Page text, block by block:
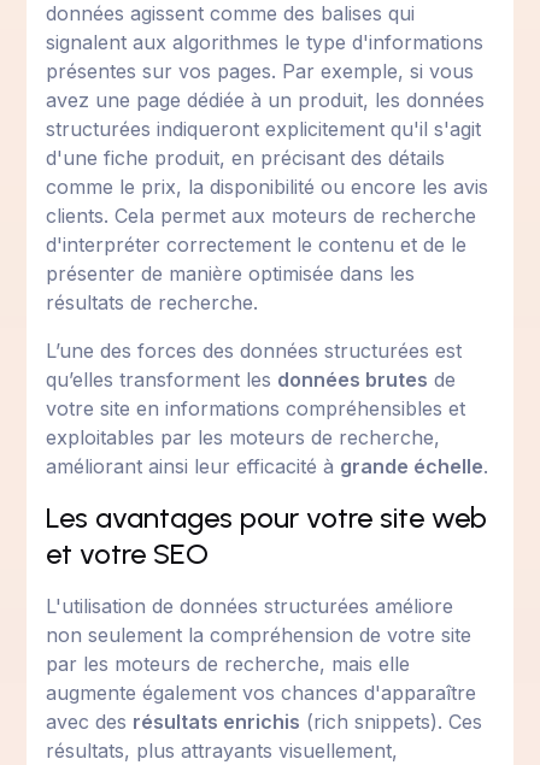
données agissent comme des balises qui
signalent aux algorithmes le type d'informations
présentes sur vos pages. Par exemple, si vous
avez une page dédiée à un produit, les données
structurées indiqueront explicitement qu'il s'agit
d'une fiche produit, en précisant des détails
comme le prix, la disponibilité ou encore les avis
clients. Cela permet aux moteurs de recherche
d'interpréter correctement le contenu et de le
présenter de manière optimisée dans les
résultats de recherche.
L’une des forces des données structurées est
qu’elles transforment les données brutes de
votre site en informations compréhensibles et
exploitables par les moteurs de recherche,
améliorant ainsi leur efficacité à grande échelle.
Les avantages pour votre site web
et votre SEO
L'utilisation de données structurées améliore
non seulement la compréhension de votre site
par les moteurs de recherche, mais elle
augmente également vos chances d'apparaître
avec des résultats enrichis (rich snippets). Ces
résultats, plus attrayants visuellement,